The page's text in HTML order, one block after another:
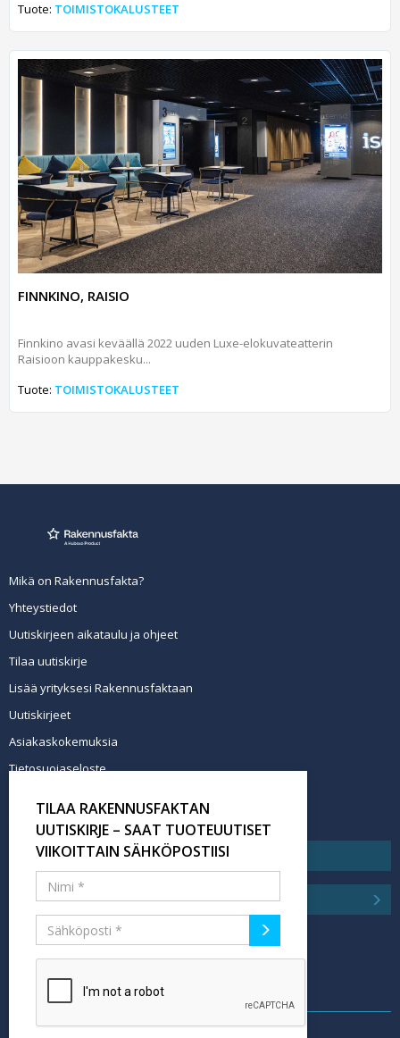
Tuote: TOIMISTOKALUSTEET
FINNKINO, RAISIO
Finnkino avasi keväällä 2022 uuden Luxe-elokuvateatterin
Raisioon kauppakesku...
Tuote: TOIMISTOKALUSTEET
Mikä on Rakennusfakta?
Yhteystiedot
Uutiskirjeen aikataulu ja ohjeet
Tilaa uutiskirje
Lisää yrityksesi Rakennusfaktaan
Uutiskirjeet
Asiakaskokemuksia
Tietosuojaseloste
Tilaa uutiskirje
TILAA RAKENNUSFAKTAN
UUTISKIRJE – SAAT TUOTEUUTISET
VIIKOITTAIN SÄHKÖPOSTIISI